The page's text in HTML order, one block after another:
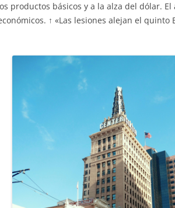
productos básicos y a la alza del dólar.
↑ «Las lesiones alejan el quinto